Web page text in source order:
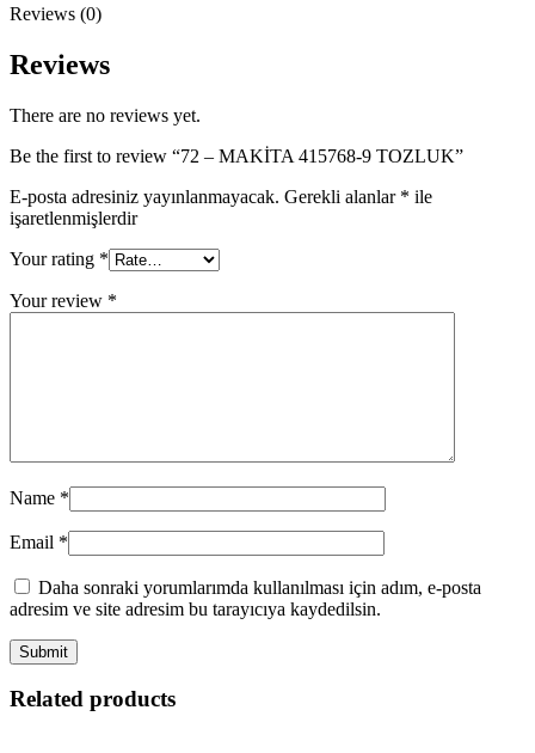
Reviews (0)
Reviews
There are no reviews yet.
Be the first to review “72 – MAKİTA 415768-9 TOZLUK”
E-posta adresiniz yayınlanmayacak. Gerekli alanlar * ile
işaretlenmişlerdir
Your rating *
Your review *
Name *
Email *
Daha sonraki yorumlarımda kullanılması için adım, e-posta
adresim ve site adresim bu tarayıcıya kaydedilsin.
Related products